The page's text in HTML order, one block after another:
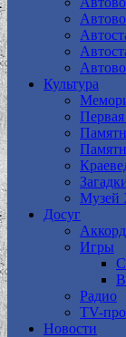
Культура
Музей
Досуг
Игры
Радио
TV-
Новости